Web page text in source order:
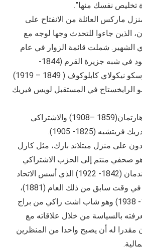
تخليص نفسك منها”.
ماركس العائلة من الانفتاح على
الذين جاءوا للتحدث وجها لوجه مع
الشهير. شملت قائمة الزوار في عام
1881 نيكولاي زيبرالمولود في شبه جزيرة القرم (1844-
1881)وأستاذ جامعة موسكو نيكولاي كابلوكوف ( 1849 – 1919)
الرايخستاج في المستقبل لويس فيريك
والشعبوي الروسي ليو هارتمان(1859 –1908) والاشتراكي
(1825- 1905).
على منزل ميتلاند بارك، مثل كارل
(1842-1900) وهو صحفي منتم إلى الحزب الاشتراكي
الديمقراطي، وهنري هيندمان (1842- 1922) الذي أسس الاتحاد
الديمقراطي في إنجلترا في وقت سابق من ذلك العام (1881)،
وكارل كاوتسكي (1854- 1938) وهو شاب اشت راكي من براج
بالسياسة من خلال علاقاته مع
مقدرا له أن يصبح واحدا من المنظرين